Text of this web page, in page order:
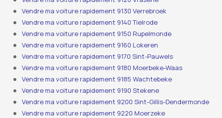
Vendre ma voiture rapidement 9130 Verrebroek
Vendre ma voiture rapidement 9140 Tielrode
Vendre ma voiture rapidement 9150 Rupelmonde
Vendre ma voiture rapidement 9160 Lokeren
Vendre ma voiture rapidement 9170 Sint-Pauwels
Vendre ma voiture rapidement 9180 Moerbeke-Waas
Vendre ma voiture rapidement 9185 Wachtebeke
Vendre ma voiture rapidement 9190 Stekene
Vendre ma voiture rapidement 9200 Sint-Gillis-Dendermonde
Vendre ma voiture rapidement 9220 Moerzeke